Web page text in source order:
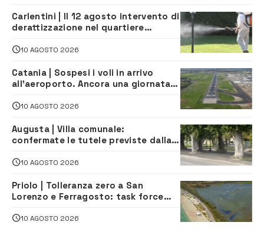
Carlentini | Il 12 agosto intervento di
derattizzazione nel quartiere
10 AGOSTO 2026
Catania | Sospesi i voli in arrivo
all’aeroporto. Ancora una giornata
10 AGOSTO 2026
Augusta | Villa comunale:
confermate le tutele previste dalla
10 AGOSTO 2026
Priolo | Tolleranza zero a San
Lorenzo e Ferragosto: task force
navette gratuite
10 AGOSTO 2026